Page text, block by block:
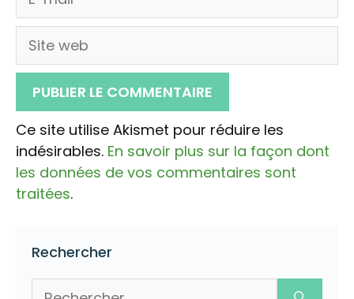
mail
Site
web
Ce site utilise Akismet pour réduire les
indésirables. En savoir plus sur la façon dont
les données de vos commentaires sont
traitées.
Rechercher